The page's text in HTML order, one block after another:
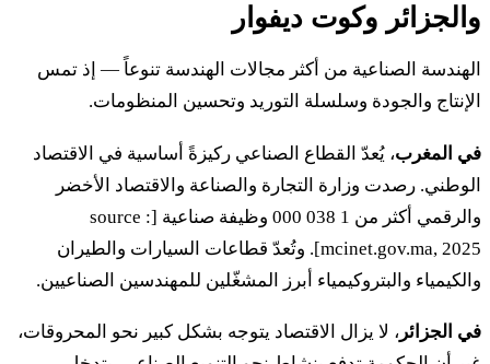
والجزائر وكوت ديفوار
الهندسة الصناعية من أكثر مجالات الهندسة تنوعاً — إذ تمس
الإنتاج والجودة وسلسلة التوريد وتحسين المنظومات.
في المغرب، يُعدّ القطاع الصناعي ركيزةً أساسية في الاقتصاد
الوطني. رصدت وزارة التجارة والصناعة والاقتصاد الأخضر
والرقمي أكثر من 1 038 000 وظيفة صناعية [source :
mcinet.gov.ma, 2025]. وتُعدّ قطاعات السيارات والطيران
والكيمياء والبتروكيمياء أبرز المشغّلين للمهندسين الصناعيين.
في الجزائر ، لا يزال الاقتصاد يتوجه بشكل كبير نحو المحروقات،